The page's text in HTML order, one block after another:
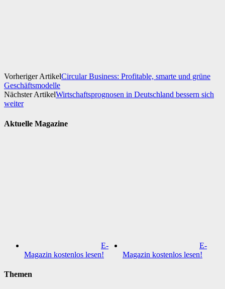
Vorheriger ArtikelCircular Business: Profitable, smarte und grüne
Geschäftsmodelle
Nächster ArtikelWirtschaftsprognosen in Deutschland bessern sich
weiter
Aktuelle Magazine
E-
Magazin kostenlos lesen!
E-
Magazin kostenlos lesen!
Themen